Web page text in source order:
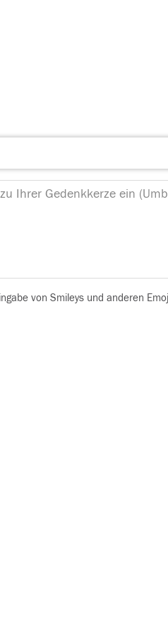
von Smileys und anderen